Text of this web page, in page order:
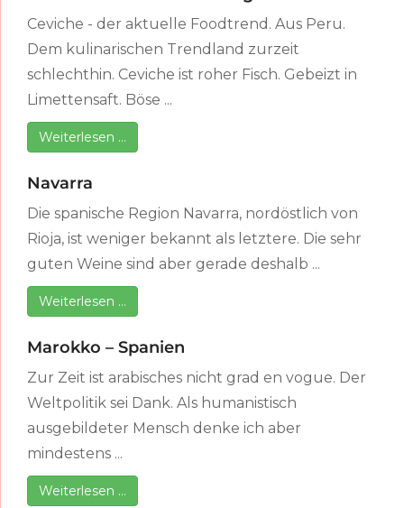
Ceviche - der aktuelle Foodtrend. Aus Peru.
Dem kulinarischen Trendland zurzeit
schlechthin. Ceviche ist roher Fisch. Gebeizt in
Limettensaft. Böse ...
Weiterlesen …
Navarra
Die spanische Region Navarra, nordöstlich von
Rioja, ist weniger bekannt als letztere. Die sehr
guten Weine sind aber gerade deshalb ...
Weiterlesen …
Marokko – Spanien
Zur Zeit ist arabisches nicht grad en vogue. Der
Weltpolitik sei Dank. Als humanistisch
ausgebildeter Mensch denke ich aber
mindestens ...
Weiterlesen …